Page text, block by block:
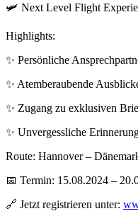
🛩️ Next Level Flight
Highlights:
✨ Persönliche
✨ Atemberaubende
✨ Zugang zu exklusiven
✨ Unvergessliche
Route: Hannover –
📅 Termin: 15.08.2024 –
🔗 Jetzt registrieren unter: